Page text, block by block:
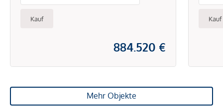
Kauf
884.520 €
Kauf
Mehr Objekte